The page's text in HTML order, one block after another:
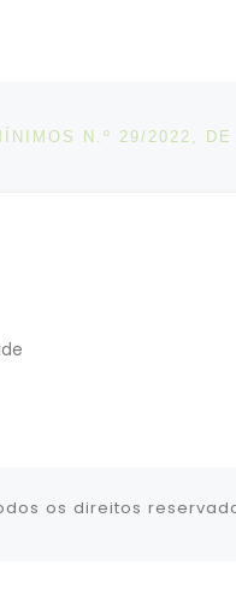
os direitos